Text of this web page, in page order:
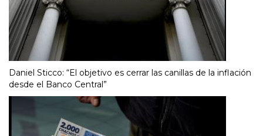
Daniel Sticco: “El objetivo es cerrar las canillas de la inflación
desde el Banco Central”